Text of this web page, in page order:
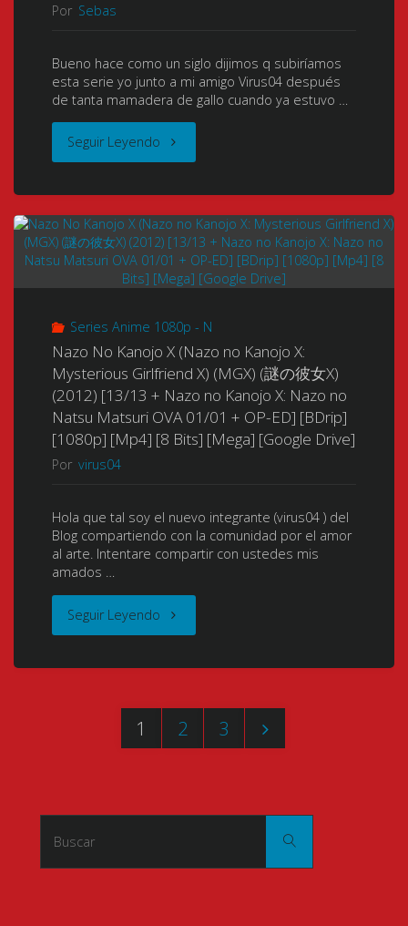
[x264]
[BDrip]
[720p-
1080p]
[Mkv]
[10
Bits
8
Bits]"
Por Sebas
Bueno hace como un siglo dijimos q subiríamos
esta serie yo junto a mi amigo Virus04 después
de tanta mamadera de gallo cuando ya estuvo …
Seguir Leyendo "Chobits
ょ
び
ツ)
(2002-
2003)
Especiales
Series Anime 1080p - N
Nazo No Kanojo X (Nazo no Kanojo X:
Mysterious Girlfriend X) (MGX) (謎の彼女X)
(2012) [13/13 + Nazo no Kanojo X: Nazo no
Natsu Matsuri OVA 01/01 + OP-ED] [BDrip]
[1080p] [Mp4] [8 Bits] [Mega] [Google Drive]
Por virus04
Hola que tal soy el nuevo integrante (virus04 ) del
Blog compartiendo con la comunidad por el amor
al arte. Intentare compartir con ustedes mis
amados …
Seguir Leyendo "Nazo
de
entradas
1 2 3
Buscar